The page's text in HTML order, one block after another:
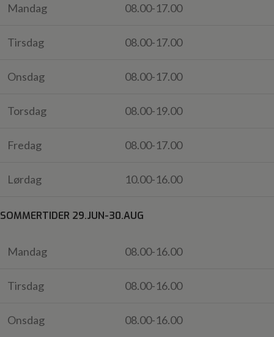
Mandag 08.00-17.00
Tirsdag 08.00-17.00
Onsdag 08.00-17.00
Torsdag 08.00-19.00
Fredag 08.00-17.00
Lørdag 10.00-16.00
SOMMERTIDER 29.JUN-30.AUG
Mandag 08.00-16.00
Tirsdag 08.00-16.00
Onsdag 08.00-16.00